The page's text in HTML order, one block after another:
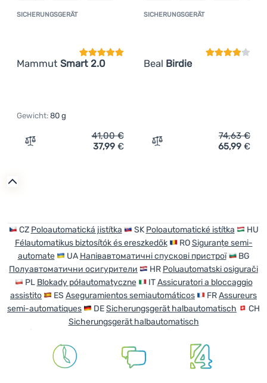
SICHERUNGSGERÄT
Mammut Smart 2.0
Kundenbewertung
Gewicht: 80 g
Zum Vergleich 'Sicherungsgerät Mammut Smart 2.0'
41,00€
37,99 €
SICHERUNGSGERÄT
Beal Birdie
Zum Vergleich
74,63€
65,99 €
CZ Poloautomatická jistítka SK Poloautomatické istítka
HU
Félautomatikus biztosítók és ereszkedők
ROSiguranțe semi-
automate
UA Напівавтоматичні спускові пристрої
BG
Полуавтоматични осигурители
HR Poluautomatski osigurači
PL Blokady półautomatyczne ITAssicuratori a bloccaggio
assistito
ES Aseguramientos semiautomáticos FRAssureurs
semi-automatiques
DESicherungsgerät halbautomatisch
CH
Sicherungsgerät halbautomatisch